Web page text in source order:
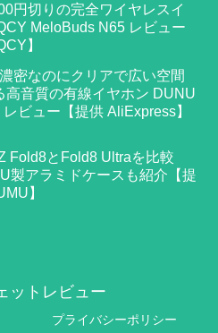
円切りの完全ワイヤレスイ
MeloBuds N65 レビュー
】
密なのにクリアで広い空間
高音質の有線イヤホン DUNU
ビュー【提供 AliExpress】
Fold8とFold8 Ultraを比較
製アラミドケースも紹介【提
】
ットレビュー
プライバシーポリシー